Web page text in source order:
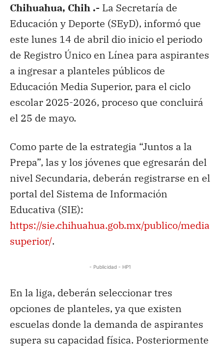
Chihuahua, Chih .- La Secretaría de
Educación y Deporte (SEyD), informó que
este lunes 14 de abril dio inicio el periodo
de Registro Único en Línea para aspirantes
a ingresar a planteles públicos de
Educación Media Superior, para el ciclo
escolar 2025-2026, proceso que concluirá
el 25 de mayo.
Como parte de la estrategia “Juntos a la
Prepa”, las y los jóvenes que egresarán del
nivel Secundaria, deberán registrarse en el
portal del Sistema de Información
Educativa (SIE):
https://sie.chihuahua.gob.mx/publico/media
superior/.
- Publicidad - HP1
En la liga, deberán seleccionar tres
opciones de planteles, ya que existen
escuelas donde la demanda de aspirantes
supera su capacidad física. Posteriormente